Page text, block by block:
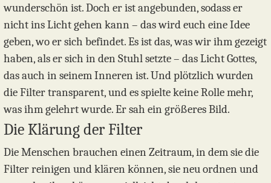
wunderschön ist. Doch er ist angebunden, sodass er
nicht ins Licht gehen kann – das wird euch eine Idee
geben, wo er sich befindet. Es ist das, was wir ihm gezeigt
haben, als er sich in den Stuhl setzte – das Licht Gottes,
das auch in seinem Inneren ist. Und plötzlich wurden
die Filter transparent, und es spielte keine Rolle mehr,
was ihm gelehrt wurde. Er sah ein größeres Bild.
Die Klärung der Filter
Die Menschen brauchen einen Zeitraum, in dem sie die
Filter reinigen und klären können, sie neu ordnen und